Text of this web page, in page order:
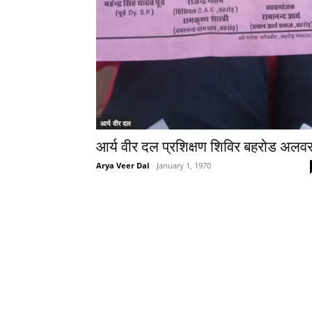
आर्य वीर दल
आर्य वीर दल प्रशिक्षण शिविर बहरोड
Arya Veer Dal - January 1, 1970